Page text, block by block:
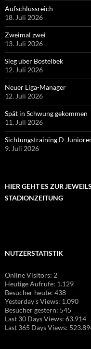
Aufschlussreich
18. Juli 2026
Zweimal zwei
13. Juli 2026
Sieg über Bostelbek
12. Juli 2026
Neuer Liga-Manager
12. Juli 2026
Spät in Schwung gekommen
11. Juli 2026
Sichtungstraining D-
9. Juli 2026
HIER GEHT ES ZUR
STADIONZEITUNG
NUTZERSTATISTIK
Online Visitors: 2
Heutige Aufrufe: 1.129
Besucher heute: 438
Yesterday's Views: 1.090
Besucher gestern: 545
Last 30 Days Views: 63.914
Last 365 Days Views: